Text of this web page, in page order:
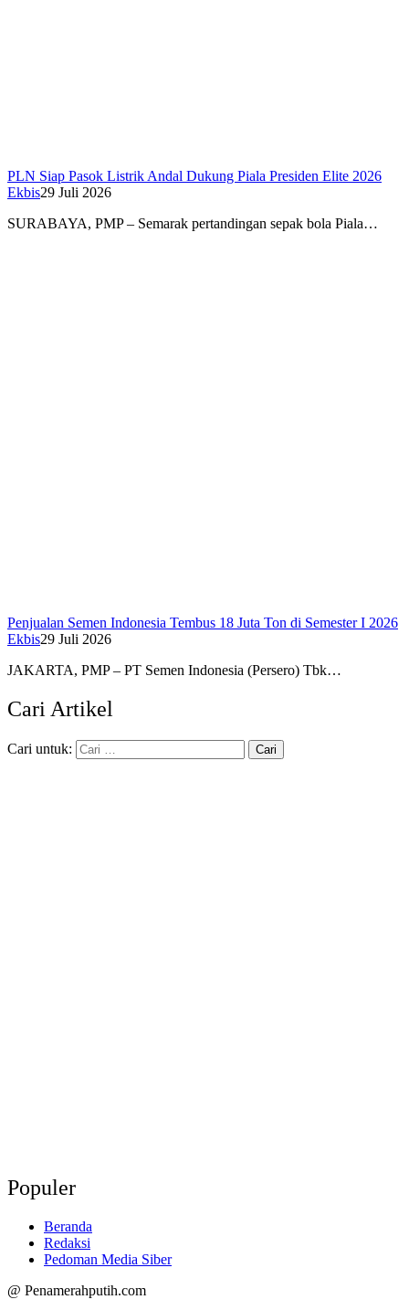
PLN Siap Pasok Listrik Andal Dukung Piala Presiden Elite 2026
Ekbis29 Juli 2026
SURABAYA, PMP – Semarak pertandingan sepak bola Piala…
Penjualan Semen Indonesia Tembus 18 Juta Ton di Semester I 2026
Ekbis29 Juli 2026
JAKARTA, PMP – PT Semen Indonesia (Persero) Tbk…
Cari Artikel
Cari untuk:
Populer
Beranda
Redaksi
Pedoman Media Siber
@ Penamerahputih.com